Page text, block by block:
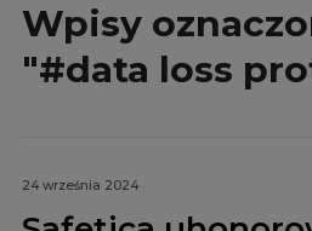
Wpisy
"#data loss
24 września 2024